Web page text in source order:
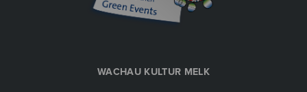
WACHAU KULTUR MELK